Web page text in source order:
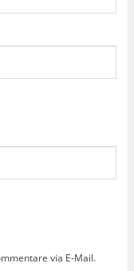
via E-Mail.